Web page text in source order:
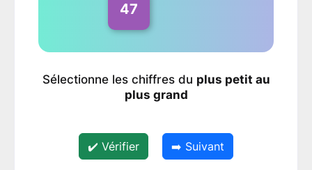
47
Sélectionne les chiffres du plus petit au
plus grand
✔️ Vérifier ➡️ Suivant